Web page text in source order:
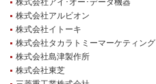
株式会社アイ･オー･データ機器
株式会社アルビオン
株式会社イトーキ
株式会社タカラトミーマーケティング
株式会社島津製作所
株式会社東芝